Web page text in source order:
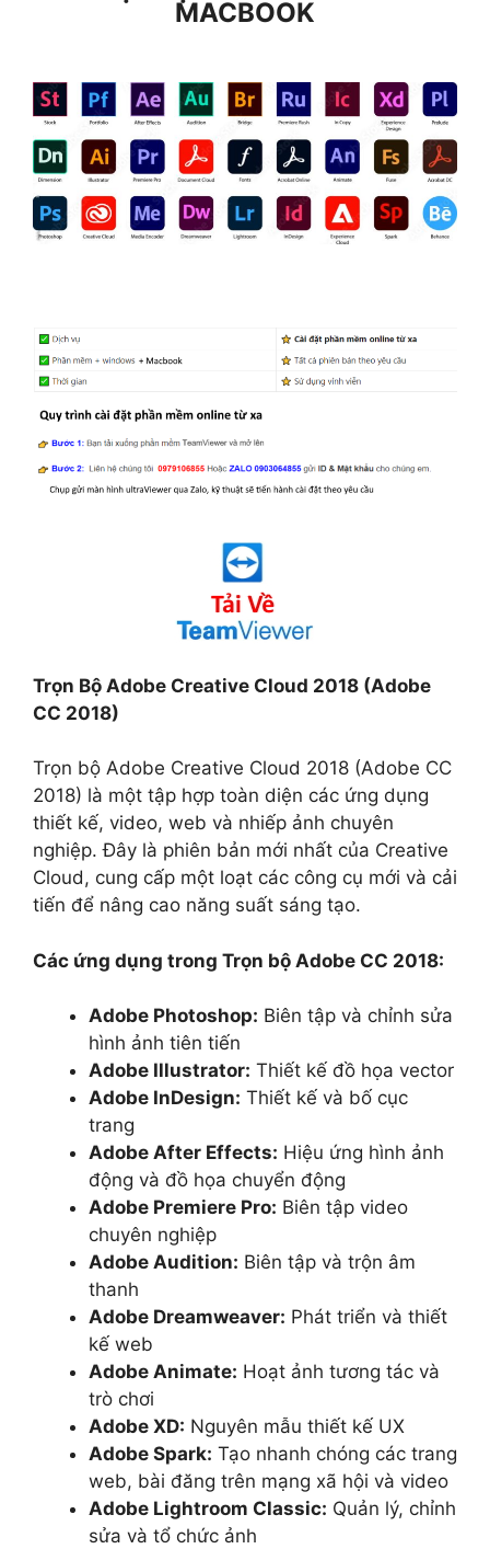
MACBOOK
Trọn Bộ Adobe Creative Cloud 2018 (Adobe
CC 2018)
Trọn bộ Adobe Creative Cloud 2018 (Adobe CC
2018) là một tập hợp toàn diện các ứng dụng
thiết kế, video, web và nhiếp ảnh chuyên
nghiệp. Đây là phiên bản mới nhất của Creative
Cloud, cung cấp một loạt các công cụ mới và cải
tiến để nâng cao năng suất sáng tạo.
Các ứng dụng trong Trọn bộ Adobe CC 2018:
Adobe Photoshop: Biên tập và chỉnh sửa
hình ảnh tiên tiến
Adobe Illustrator: Thiết kế đồ họa vector
Adobe InDesign: Thiết kế và bố cục
trang
Adobe After Effects: Hiệu ứng hình ảnh
động và đồ họa chuyển động
Adobe Premiere Pro: Biên tập video
chuyên nghiệp
Adobe Audition: Biên tập và trộn âm
thanh
Adobe Dreamweaver: Phát triển và thiết
kế web
Adobe Animate: Hoạt ảnh tương tác và
trò chơi
Adobe XD: Nguyên mẫu thiết kế UX
Adobe Spark: Tạo nhanh chóng các trang
web, bài đăng trên mạng xã hội và video
Adobe Lightroom Classic: Quản lý, chỉnh
sửa và tổ chức ảnh